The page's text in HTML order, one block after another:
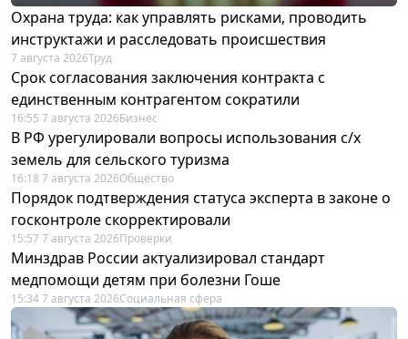
Охрана труда: как управлять рисками, проводить
инструктажи и расследовать происшествия
7 августа 2026Труд
Срок согласования заключения контракта с
единственным контрагентом сократили
16:55 7 августа 2026Бизнес
В РФ урегулировали вопросы использования с/х
земель для сельского туризма
16:18 7 августа 2026Общество
Порядок подтверждения статуса эксперта в законе о
госконтроле скорректировали
15:57 7 августа 2026Проверки
Минздрав России актуализировал стандарт
медпомощи детям при болезни Гоше
15:34 7 августа 2026Социальная сфера